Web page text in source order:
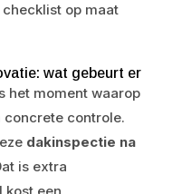
op maat
wat gebeurt er
het moment waarop
controle.
dakinspectie na
is extra